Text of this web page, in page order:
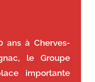
ans à Cherves-
le Groupe
importante